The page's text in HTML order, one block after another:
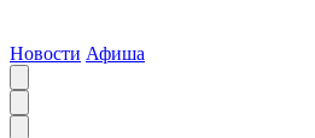
Новости Афиша